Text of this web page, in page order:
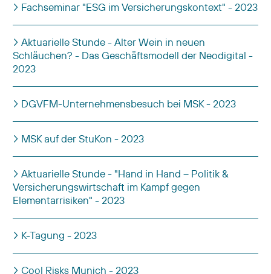
Fachseminar "ESG im Versicherungskontext" - 2023
Aktuarielle Stunde - Alter Wein in neuen
Schläuchen? - Das Geschäftsmodell der Neodigital -
2023
DGVFM-Unternehmensbesuch bei MSK - 2023
MSK auf der StuKon - 2023
Aktuarielle Stunde - "Hand in Hand – Politik &
Versicherungswirtschaft im Kampf gegen
Elementarrisiken" - 2023
K-Tagung - 2023
Cool Risks Munich - 2023